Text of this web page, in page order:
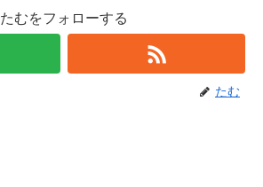
たむをフォローする
たむ